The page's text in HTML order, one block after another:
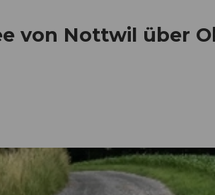
von Nottwil über